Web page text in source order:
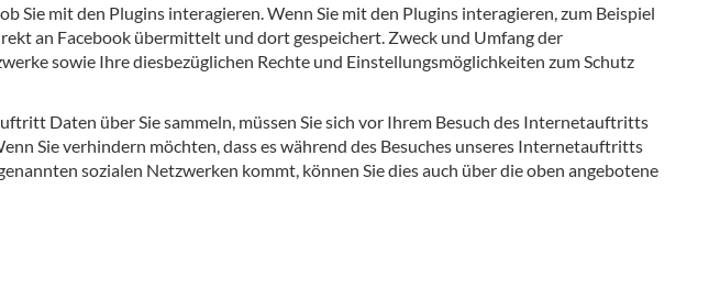
mit den Plugins interagieren. Wenn Sie mit den Plugins interagieren, zum Beispiel
an Facebook übermittelt und dort gespeichert. Zweck und Umfang der
sowie Ihre diesbezüglichen Rechte und Einstellungsmöglichkeiten zum Schutz
Daten über Sie sammeln, müssen Sie sich vor Ihrem Besuch des Internetauftritts
Sie verhindern möchten, dass es während des Besuches unseres Internetauftritts
sozialen Netzwerken kommt, können Sie dies auch über die oben angebotene